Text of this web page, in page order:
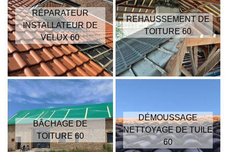
RÉPARATEUR
INSTALLATEUR DE
VELUX 60
REHAUSSEMENT DE
TOITURE 60
BÂCHAGE DE
TOITURE 60
DÉMOUSSAGE
NETTOYAGE DE TUILE
60